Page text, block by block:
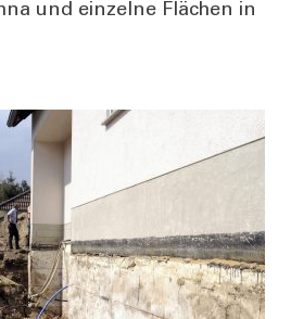
und ein­zel­ne Flä­chen in